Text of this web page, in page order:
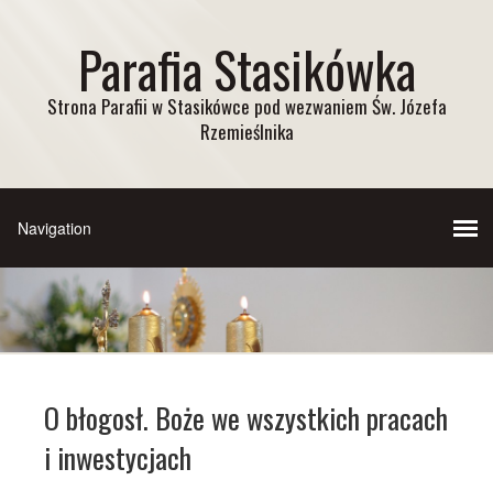
Parafia Stasikówka
Strona Parafii w Stasikówce pod wezwaniem Św. Józefa
Rzemieślnika
O błogosł. Boże we wszystkich pracach
i inwestycjach